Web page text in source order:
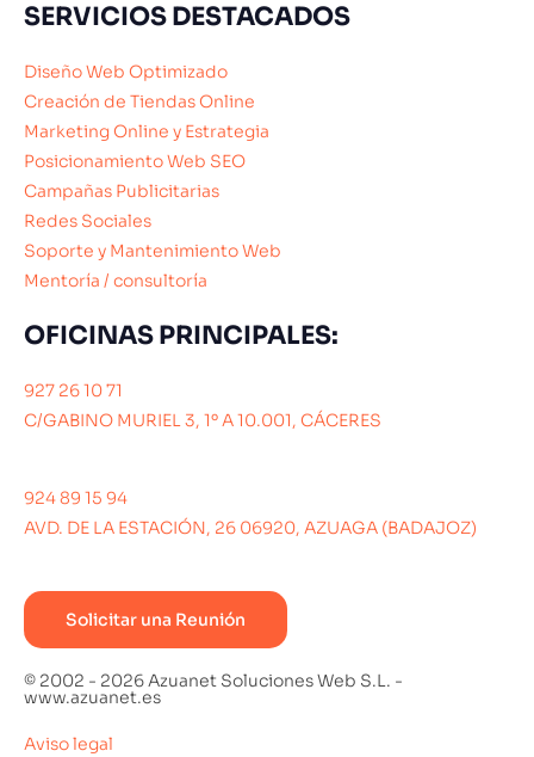
SERVICIOS DESTACADOS
Diseño Web Optimizado
Creación de Tiendas Online
Marketing Online y Estrategia
Posicionamiento Web SEO
Campañas Publicitarias
Redes Sociales
Soporte y Mantenimiento Web
Mentoría / consultoría
OFICINAS PRINCIPALES:
927 26 10 71
C/GABINO MURIEL 3, 1º A 10.001, CÁCERES
924 89 15 94
AVD. DE LA ESTACIÓN, 26 06920, AZUAGA (BADAJOZ)
Solicitar una Reunión
© 2002 - 2026 Azuanet Soluciones Web S.L. -
www.azuanet.es
Aviso legal